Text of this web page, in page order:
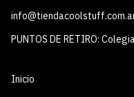
PUNTOS DE RETIRO:
Inicio